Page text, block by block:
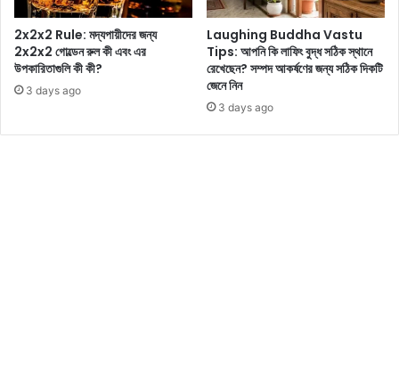
ন
ছে
ড়ে
ছি
লে
চ
লু
ন
দে
খে
ও
2x2x2 Rule: মদ্যপায়ীদের জন্য
2x2x2 গোল্ডেন রুল কী এবং এর
উপকারিতাগুলি কী কী?
3 days ago
Laughing Buddha Vastu
Tips: আপনি কি লাফিং বুদ্ধ সঠিক স্থানে
রেখেছেন? সম্পদ আকর্ষণের জন্য সঠিক দিকটি
জেনে নিন
3 days ago